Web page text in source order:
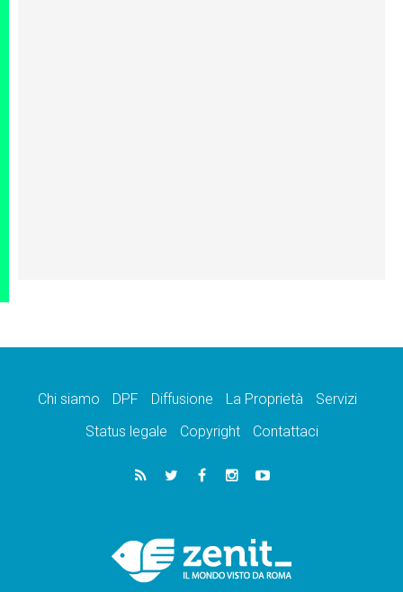
Chi siamo DPF Diffusione La Proprietà
Servizi
Status legale
Copyright Contattaci